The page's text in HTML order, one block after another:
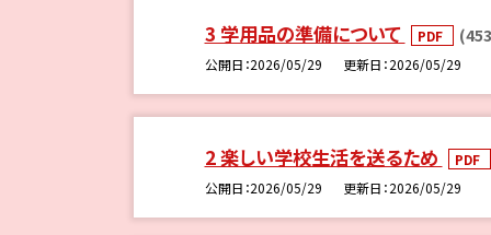
3 学用品の準備について PDF
公開日 2026/05/29 更新日 2026/05/29
2 楽しい学校生活を送るため
PDF
公開日 2026/05/29 更新日 2026/05/29